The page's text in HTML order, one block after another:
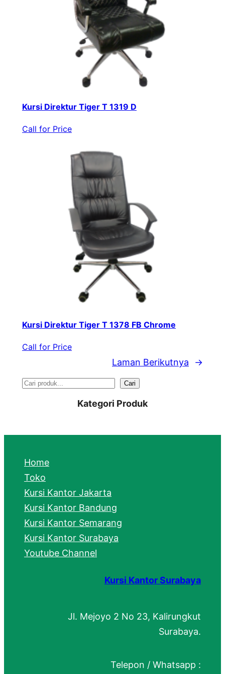
Kursi Direktur Tiger T 1319 D
Call for Price
Kursi Direktur Tiger T 1378 FB Chrome
Call for Price
Laman Berikutnya →
S
r
h
Cari
Kategori Produk
Home
Toko
Kursi Kantor Jakarta
Kursi Kantor Bandung
Kursi Kantor Semarang
Kursi Kantor Surabaya
Youtube Channel
Kursi Kantor Surabaya
Jl. Mejoyo 2 No 23, Kalirungkut
Surabaya.
Telepon / Whatsapp :